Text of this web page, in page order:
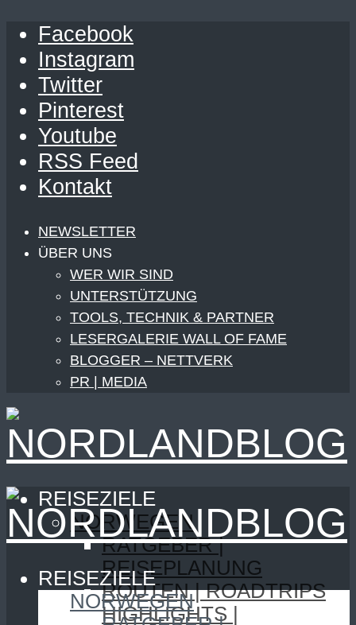
Facebook
Instagram
Twitter
Pinterest
Youtube
RSS Feed
Kontakt
NEWSLETTER
ÜBER UNS
WER WIR SIND
UNTERSTÜTZUNG
TOOLS, TECHNIK & PARTNER
LESERGALERIE WALL OF FAME
BLOGGER – NETTVERK
PR | MEDIA
REISEZIELE
NORWEGEN
RATGEBER |
REISEPLANUNG
ROUTEN | ROADTRIPS
HIGHLIGHTS |
REISEZIELE
NORWEGEN